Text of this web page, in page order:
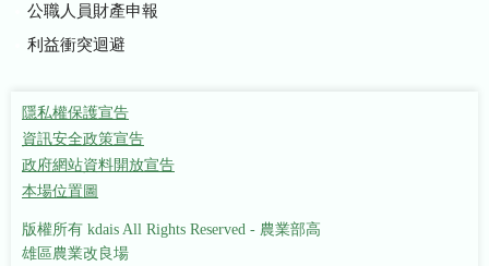
公職人員財產申報
利益衝突迴避
隱私權保護宣告
資訊安全政策宣告
政府網站資料開放宣告
本場位置圖
版權所有 kdais All Rights Reserved - 農業部高
雄區農業改良場